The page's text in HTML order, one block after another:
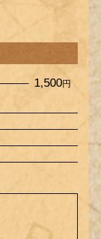
1,500円